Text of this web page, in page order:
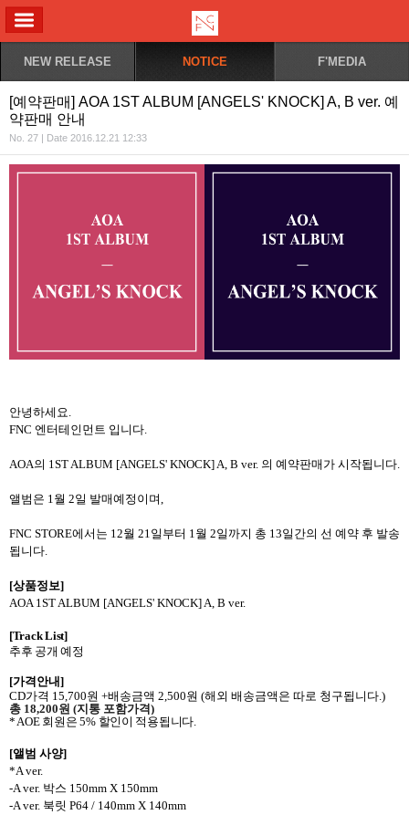
NEW RELEASE NOTICE F'MEDIA
[예약판매] AOA 1ST ALBUM [ANGELS' KNOCK] A, B ver. 예
약판매 안내
No. 27 | Date 2016.12.21 12:33
안녕하세요.
FNC 엔터테인먼트 입 니다.
AOA의 1ST ALBUM [ANGELS' KNOCK] A, B ver. 의 예약판매가 시작됩니다.
앨범은 1월 2일 발매예정이며,
FNC STORE에서는 12월 21일부터 1월 2일까지 총 13일간의 선 예약 후 발송
됩니다.
[상품정보]
AOA 1ST ALBUM [ANGELS' KNOCK] A, B ver.
[Track List]
추후 공개 예정
[가격안내]
CD가격 15,700원 +배송금액 2,500원 (해외 배송금액은 따로 청구됩니다.)
총 18,200원 (지통 포함가격 )
* AOE 회원은 5% 할인이 적용됩니다.
[앨범 사양]
*A ver.
-A ver. 박스 150mm X 150mm
-A ver. 북릿 P64 / 140mm X 140mm